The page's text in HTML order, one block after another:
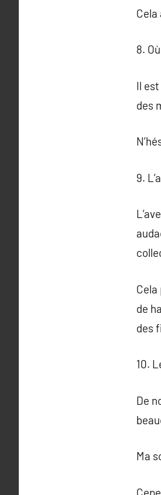
8.
Il
des
9.
de
des
10.
De
Ma